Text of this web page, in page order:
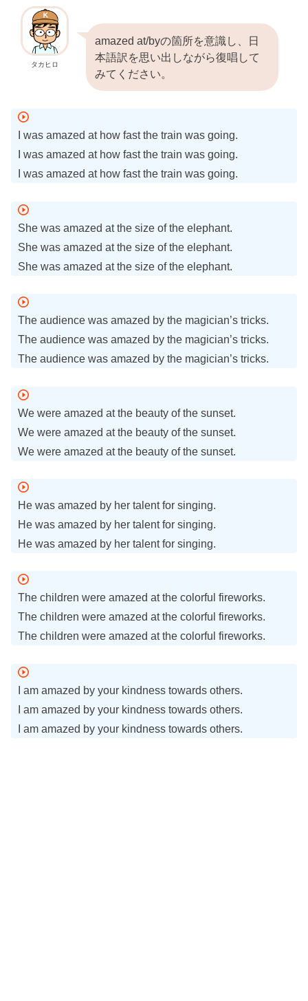
タカヒロ
amazed at/byの箇所を意識し、日
本語訳を思い出しながら復唱して
みてください。
I was amazed at how fast the train was going.
I was amazed at how fast the train was going.
I was amazed at how fast the train was going.
She was amazed at the size of the elephant.
She was amazed at the size of the elephant.
She was amazed at the size of the elephant.
The audience was amazed by the magician’s tricks.
The audience was amazed by the magician’s tricks.
The audience was amazed by the magician’s tricks.
We were amazed at the beauty of the sunset.
We were amazed at the beauty of the sunset.
We were amazed at the beauty of the sunset.
He was amazed by her talent for singing.
He was amazed by her talent for singing.
He was amazed by her talent for singing.
The children were amazed at the colorful fireworks.
The children were amazed at the colorful fireworks.
The children were amazed at the colorful fireworks.
I am amazed by your kindness towards others.
I am amazed by your kindness towards others.
I am amazed by your kindness towards others.